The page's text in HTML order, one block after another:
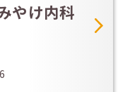
やけ内科